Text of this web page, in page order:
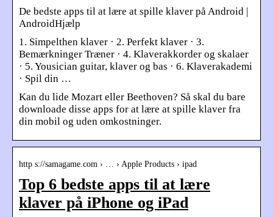
De bedste apps til at lære at spille klaver på Android |
AndroidHjælp
1. Simpelthen klaver · 2. Perfekt klaver · 3.
Bemærkninger Træner · 4. Klaverakkorder og skalaer
· 5. Yousician guitar, klaver og bas · 6. Klaverakademi
· Spil din …
Kan du lide Mozart eller Beethoven? Så skal du bare
downloade disse apps for at lære at spille klaver fra
din mobil og uden omkostninger.
http s://samagame.com › … › Apple Products › ipad
Top 6 bedste apps til at lære
klaver på iPhone og iPad